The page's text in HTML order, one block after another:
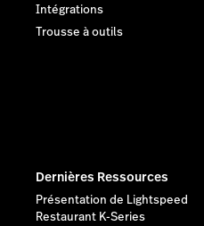
Intégrations
Trousse à outils
Dernières Ressources
Présentation de Lightspeed
Restaurant K-Series